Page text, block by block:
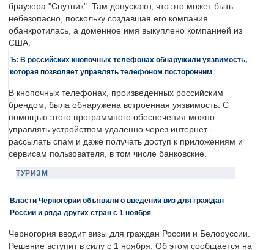
браузера "Спутник". Там допускают, что это может быть
небезопасно, поскольку создавшая его компания
обанкротилась, а доменное имя выкуплено компанией из
США.
Ъ: В российских кнопочных телефонах обнаружили уязвимость,
которая позволяет управлять телефоном посторонним
В кнопочных телефонах, произведенных российским
брендом, была обнаружена встроенная уязвимость. С
помощью этого программного обеспечения можно
управлять устройством удаленно через интернет -
рассылать спам и даже получать доступ к приложениям и
сервисам пользователя, в том числе банковские.
ТУРИЗМ
Власти Черногории объявили о введении виз для граждан
России и ряда других стран с 1 ноября
Черногория вводит визы для граждан России и Белоруссии.
Решение вступит в силу с 1 ноября. Об этом сообщается на